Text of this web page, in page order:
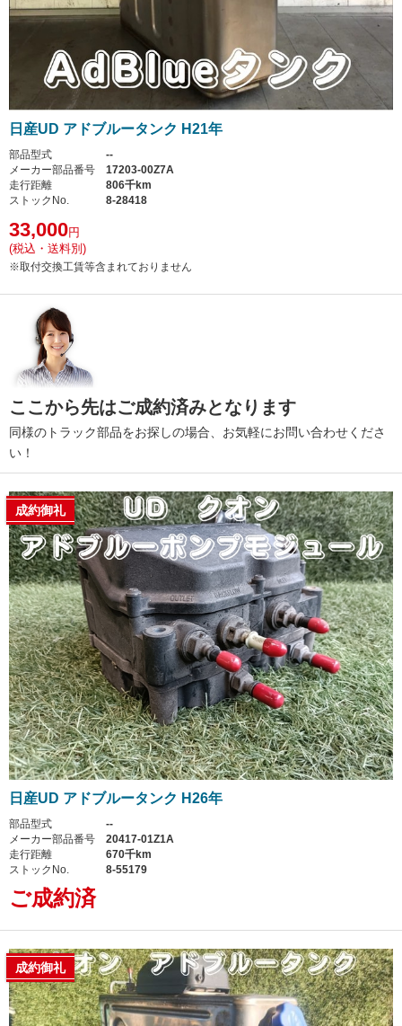
日産UD アドブルータンク H21年
部品型式
--
メーカー部品番号
17203-00Z7A
走行距離
806千km
ストックNo.
8-28418
33,000円
(税込・送料別)
※取付交換工賃等含まれておりません
ここから先はご成約済みとなります
同様のトラック部品をお探しの場合、お気軽にお問い合わせくださ
い！
成約御礼
日産UD アドブルータンク H26年
部品型式
--
メーカー部品番号
20417-01Z1A
走行距離
670千km
ストックNo.
8-55179
ご成約済
成約御礼